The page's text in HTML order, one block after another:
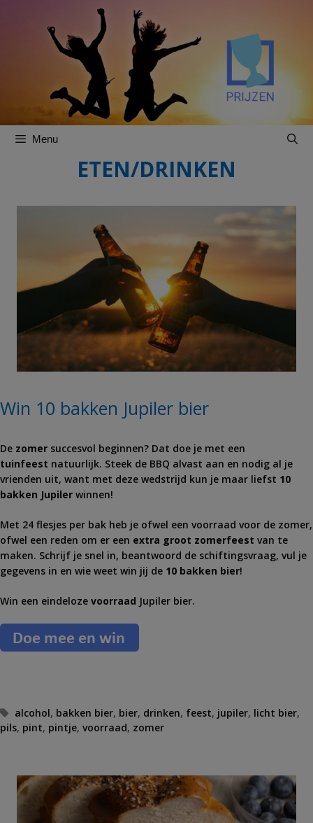
Menu
ETEN/DRINKEN
Win 10 bakken Jupiler bier
De zomer succesvol beginnen? Dat doe je met een
tuinfeest natuurlijk. Steek de BBQ alvast aan en nodig al je
vrienden uit, want met deze wedstrijd kun je maar liefst 10
bakken Jupiler winnen!
Met 24 flesjes per bak heb je ofwel een voorraad voor de zomer,
ofwel een reden om er een extra groot zomerfeest van te
maken. Schrijf je snel in, beantwoord de schiftingsvraag, vul je
gegevens in en wie weet win jij de 10 bakken bier!
Win een eindeloze voorraad Jupiler bier.
T
a
alcohol, bakken bier, bier, drinken, feest, jupiler, licht bier,
pils, pint, pintje, voorraad, zomer